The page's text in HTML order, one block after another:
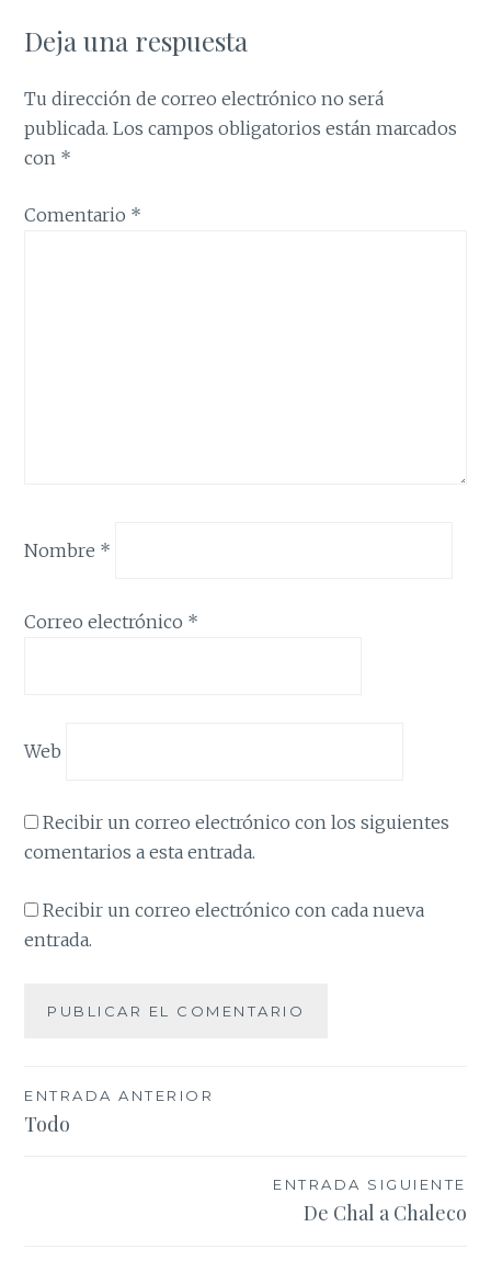
Deja una respuesta
Tu dirección de correo electrónico no será
publicada. Los campos obligatorios están marcados
con *
Comentario *
Nombre *
Correo electrónico *
Web
Recibir un correo electrónico con los siguientes
comentarios a esta entrada.
Recibir un correo electrónico con cada nueva
entrada.
Navegación
de
ENTRADA ANTERIOR
Todo
ENTRADA SIGUIENTE
De Chal a Chaleco